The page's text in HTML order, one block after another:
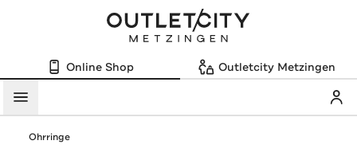
Online Shop Outletcity Metzingen
Menü
Ohrringe